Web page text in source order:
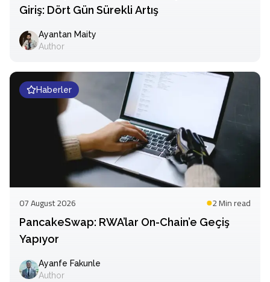
Giriş: Dört Gün Sürekli Artış
Ayantan Maity
Author
Haberler
07 August 2026 2 Minread
PancakeSwap: RWA’lar On-Chain’e Geçiş
Yapıyor
Ayanfe Fakunle
Author